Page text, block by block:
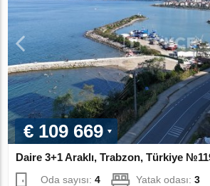
€ 109 669
Daire 3+1 Araklı, Trabzon, Türkiye
Oda sayısı:4 Yatak odası:3